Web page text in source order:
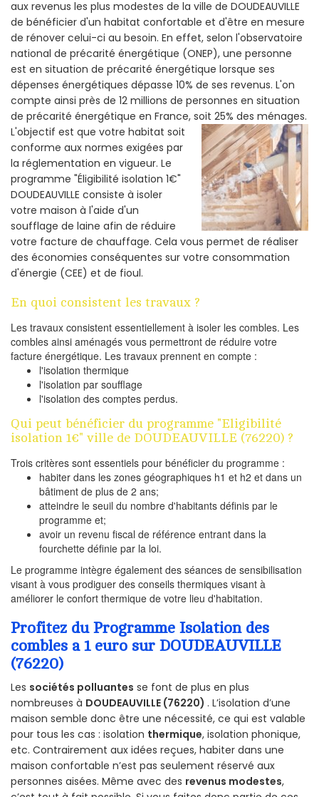
aux revenus les plus modestes de la ville de DOUDEAUVILLE
de bénéficier d'un habitat confortable et d'être en mesure
de rénover celui-ci au besoin. En effet, selon l'observatoire
national de précarité énergétique (ONEP), une personne
est en situation de précarité énergétique lorsque ses
dépenses énergétiques dépasse 10% de ses revenus. L'on
compte ainsi près de 12 millions de personnes en situation
de précarité énergétique en France, soit 25% des ménages.
L'objectif est que votre habitat soit
conforme aux normes exigées par
la réglementation en vigueur. Le
programme "Éligibilité isolation 1€"
DOUDEAUVILLE consiste à isoler
votre maison à l'aide d'un
soufflage de laine afin de réduire
votre facture de chauffage. Cela vous permet de réaliser
des économies conséquentes sur votre consommation
d'énergie (CEE) et de fioul.
En quoi consistent les travaux ?
Les travaux consistent essentiellement à isoler les combles. Les
combles ainsi aménagés vous permettront de réduire votre
facture énergétique. Les travaux prennent en compte :
l'isolation thermique
l'isolation par soufflage
l'isolation des comptes perdus.
Qui peut bénéficier du programme "Eligibilité
isolation 1€" ville de DOUDEAUVILLE (76220) ?
Trois critères sont essentiels pour bénéficier du programme :
habiter dans les zones géographiques h1 et h2 et dans un
bâtiment de plus de 2 ans;
atteindre le seuil du nombre d'habitants définis par le
programme et;
avoir un revenu fiscal de référence entrant dans la
fourchette définie par la loi.
Le programme intègre également des séances de sensibilisation
visant à vous prodiguer des conseils thermiques visant à
améliorer le confort thermique de votre lieu d'habitation.
Profitez du Programme Isolation des
combles a 1 euro sur DOUDEAUVILLE
(76220)
Les sociétés polluantes se font de plus en plus
nombreuses à DOUDEAUVILLE (76220) . L’isolation d’une
maison semble donc être une nécessité, ce qui est valable
pour tous les cas : isolation thermique, isolation phonique,
etc. Contrairement aux idées reçues, habiter dans une
maison confortable n’est pas seulement réservé aux
personnes aisées. Même avec des revenus modestes,